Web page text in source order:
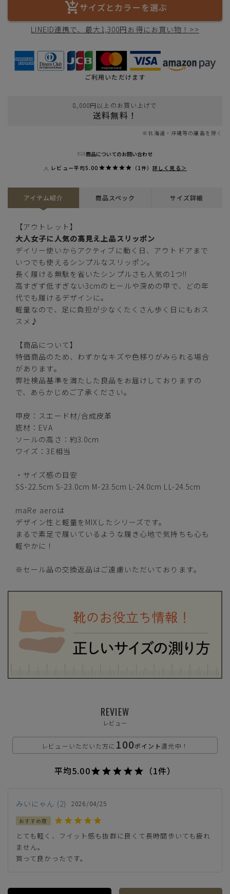
アイボリー
SS(22.5cm) カートに入れる
S(23.0cm)
M(23.5cm)
在庫切れ
L(24.0cm)
在庫切れ —
在庫切れ
ブラック
S(23.0cm)
在庫切れ —
在庫切れ —
LL(24.5cm)
在庫切れ —
グレー
S(23.0cm)
在庫切れ —
M(23.5cm)
在庫切れ —
在庫切れ
LL(24.5cm)
在庫切れ —
サイズとカラーを選ぶ
LINEID連携で、最大1,300円お得にお買い物！>>
ご利用いただけます
8,000円以上のお買い上げで
送料無料！
※北海道・沖縄等の離島を除く
商品についてのお問い合わせ
レビュー平均5.00 （1件）詳しく見る＞
アイテム紹介 商品スペック サイズ詳細
【アウトレット】
大人女子に人気の高見え上品スリッポン
デイリー使いからアクティブに動く日、アウトドアまで
いつでも使えるシンプルなスリッポン。
長く履ける無駄を省いたシンプルさも人気の1つ!!
高すぎず低すぎない3cmのヒールや深めの甲で、どの年
代でも履けるデザインに。
軽量なので、足に負担が少なくたくさん歩く日にもおス
スメ♪
【商品について】
特価商品のため、わずかなキズや色移りがみられる場合
があります。
弊社検品基準を満たした良品をお届けしておりますの
で、あらかじめご了承ください。
甲皮：スエード材/合成皮革
底材：EVA
ソールの高さ：約3.0cm
ワイズ：3E相当
・サイズ感の目安
SS-22.5cm S-23.0cm M-23.5cm L-24.0cm LL-24.5cm
maRe aeroは
デザイン性と軽量をMIXしたシリーズです。
まるで素足で履いているような履き心地で気持ちも心も
軽やかに！
※セール品の交換返品はご遠慮いただいております。
REVIEW
レビュー
レビューいただいた方に 100ポイント還元中！
平均5.00 （1件）
みいにゃん 2 2026/04/25
とても軽く、フイット感も抜群に良くて長時間歩いても疲れ
ません。
買って良かったです。